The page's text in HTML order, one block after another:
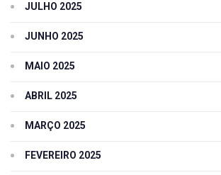
JULHO 2025
JUNHO 2025
MAIO 2025
ABRIL 2025
MARÇO 2025
FEVEREIRO 2025